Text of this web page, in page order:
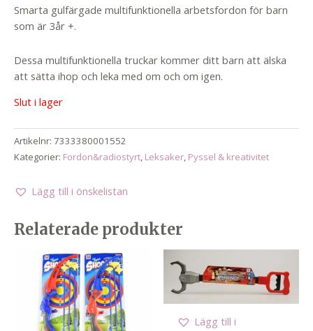
Smarta gulfärgade multifunktionella arbetsfordon för barn
som är 3år +.
Dessa multifunktionella truckar kommer ditt barn att älska
att sätta ihop och leka med om och om igen.
Slut i lager
Artikelnr: 7333380001552
Kategorier: Fordon&radiostyrt, Leksaker, Pyssel & kreativitet
Lägg till i önskelistan
Relaterade produkter
Lägg till i